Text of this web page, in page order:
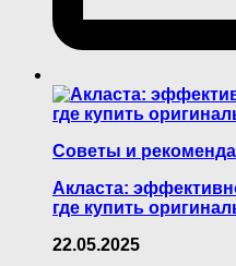
Советы и
Акласта:
где купить
22.05.2025